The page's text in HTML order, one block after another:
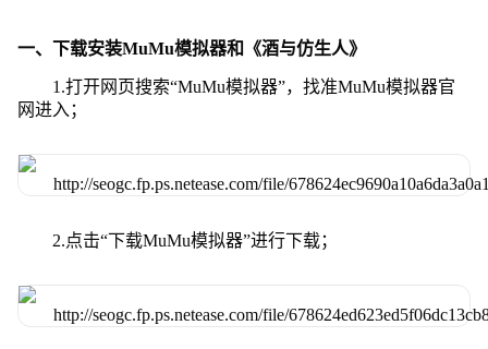
一、下载安装MuMu模拟器和《酒与仿生人》
1.打开网页搜索“MuMu模拟器”，找准MuMu模拟器官
网进入；
2.点击“下载MuMu模拟器”进行下载；